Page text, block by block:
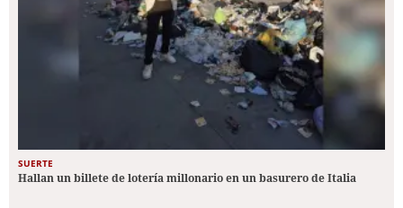
SUERTE
Hallan un billete de lotería millonario en un basurero de Italia